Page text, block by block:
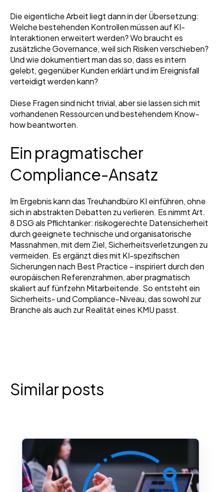
Die eigentliche Arbeit liegt dann in der Übersetzung:
Welche bestehenden Kontrollen müssen auf KI-
Interaktionen erweitert werden? Wo braucht es
zusätzliche Governance, weil sich Risiken verschieben?
Und wie dokumentiert man das so, dass es intern
gelebt, gegenüber Kunden erklärt und im Ereignisfall
verteidigt werden kann?
Diese Fragen sind nicht trivial, aber sie lassen sich mit
vorhandenen Ressourcen und bestehendem Know-
how beantworten.
Ein pragmatischer
Compliance-Ansatz
Im Ergebnis kann das Treuhandbüro KI einführen, ohne
sich in abstrakten Debatten zu verlieren. Es nimmt Art.
8 DSG als Pflichtanker: risikogerechte Datensicherheit
durch geeignete technische und organisatorische
Massnahmen, mit dem Ziel, Sicherheitsverletzungen zu
vermeiden. Es ergänzt dies mit KI-spezifischen
Sicherungen nach Best Practice – inspiriert durch den
europäischen Referenzrahmen, aber pragmatisch
skaliert auf fünfzehn Mitarbeitende. So entsteht ein
Sicherheits- und Compliance-Niveau, das sowohl zur
Branche als auch zur Realität eines KMU passt.
Similar posts